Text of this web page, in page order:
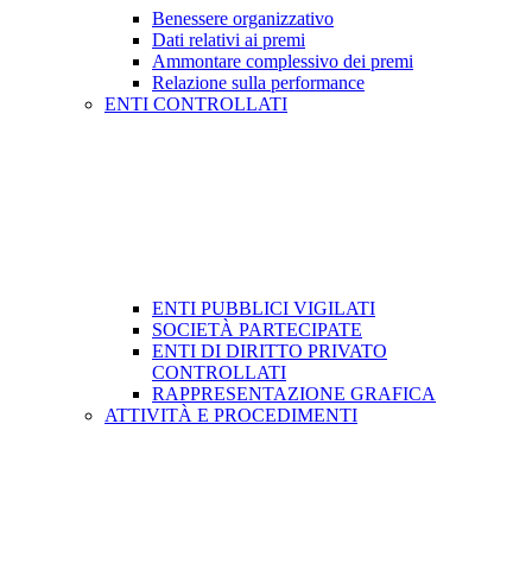
Benessere organizzativo
Dati relativi ai premi
Ammontare complessivo dei premi
Relazione sulla performance
ENTI CONTROLLATI
ENTI PUBBLICI VIGILATI
SOCIETÀ PARTECIPATE
ENTI DI DIRITTO PRIVATO
CONTROLLATI
RAPPRESENTAZIONE GRAFICA
ATTIVITÀ E PROCEDIMENTI